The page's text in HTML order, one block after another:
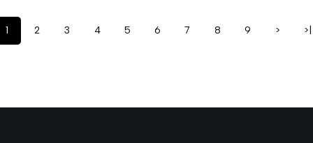
1 2 3 4 5 6 7 8 9 > >|